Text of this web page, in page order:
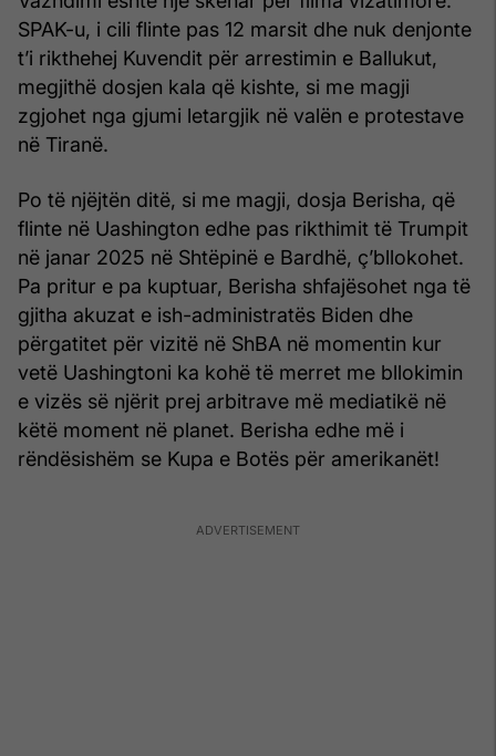
SPAK-u, i cili flinte pas 12 marsit dhe nuk denjonte
t’i rikthehej Kuvendit për arrestimin e Ballukut,
megjithë dosjen kala që kishte, si me magji
zgjohet nga gjumi letargjik në valën e protestave
në Tiranë.
Po të njëjtën ditë, si me magji, dosja Berisha, që
flinte në Uashington edhe pas rikthimit të Trumpit
në janar 2025 në Shtëpinë e Bardhë, ç’bllokohet.
Pa pritur e pa kuptuar, Berisha shfajësohet nga të
gjitha akuzat e ish-administratës Biden dhe
përgatitet për vizitë në ShBA në momentin kur
vetë Uashingtoni ka kohë të merret me bllokimin
e vizës së njërit prej arbitrave më mediatikë në
këtë moment në planet. Berisha edhe më i
rëndësishëm se Kupa e Botës për amerikanët!